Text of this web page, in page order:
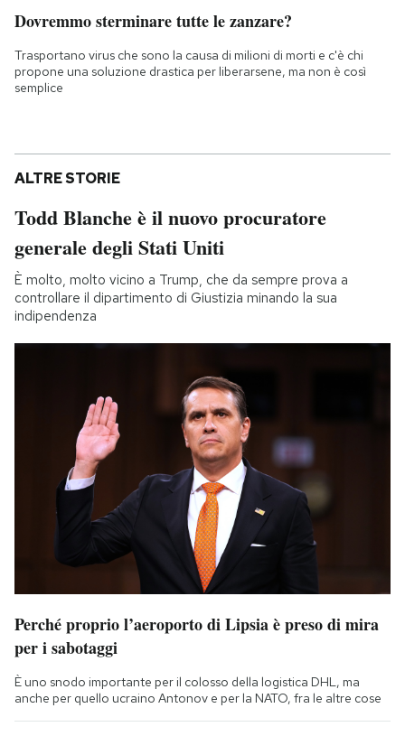
Dovremmo sterminare tutte le zanzare?
Trasportano virus che sono la causa di milioni di morti e c'è chi
propone una soluzione drastica per liberarsene, ma non è così
semplice
ALTRE STORIE
Todd Blanche è il nuovo procuratore
generale degli Stati Uniti
È molto, molto vicino a Trump, che da sempre prova a
controllare il dipartimento di Giustizia minando la sua
indipendenza
Perché proprio l’aeroporto di Lipsia è preso di mira
per i sabotaggi
È uno snodo importante per il colosso della logistica DHL, ma
anche per quello ucraino Antonov e per la NATO, fra le altre cose